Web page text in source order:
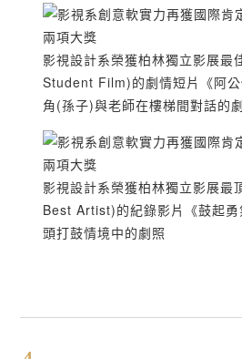
影視設計系榮獲柏林獨立影展最
Student Film)的劇情短片《阿
角(孫子)與老師在樓梯間對話的
影視設計系榮獲柏林獨立影展最
Best Artist)的紀錄影片《鼓起
頭打鼓情境中的劇照